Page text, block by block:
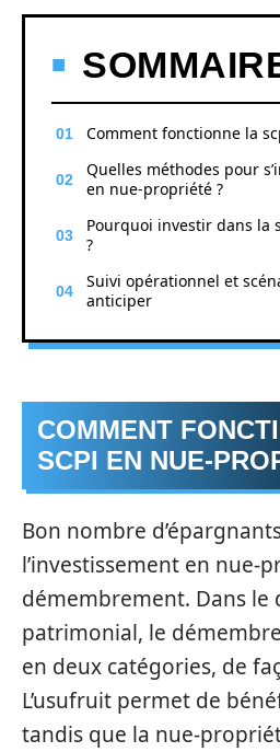
Comment fonctionne la
Quelles méthodes pour
en nue-propriété ?
Pourquoi investir dans la
?
Suivi opérationnel et
anticiper
COMMENT
SCPI EN NUE-
Bon nombre
l’investissement en nue-
démembrement. Dans le
patrimonial, le
en deux catégories, de
L’usufruit permet de
tandis que la nue-